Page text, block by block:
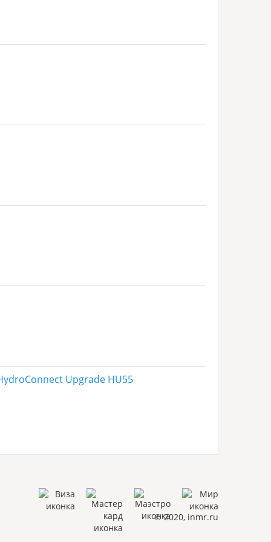
Upgrade HU55
© 2020, inmr.ru